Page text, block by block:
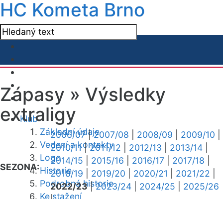
HC Kometa Brno
Klub
Základní údaje
Vedení a kontakty
Logo
Historie
Podrobná historie
Ke stažení
Zápasy » Výsledky
extraligy
SEZONA:
2006/07|2007/08 2008/09 2009/10
2010/11|2011/12 2012/13 2013/14
2014/15
2015/16 2016/17 2017/18
2018/19
2019/20 2020/21 2021/22
2022/23|2023/24 2024/25
2025/26